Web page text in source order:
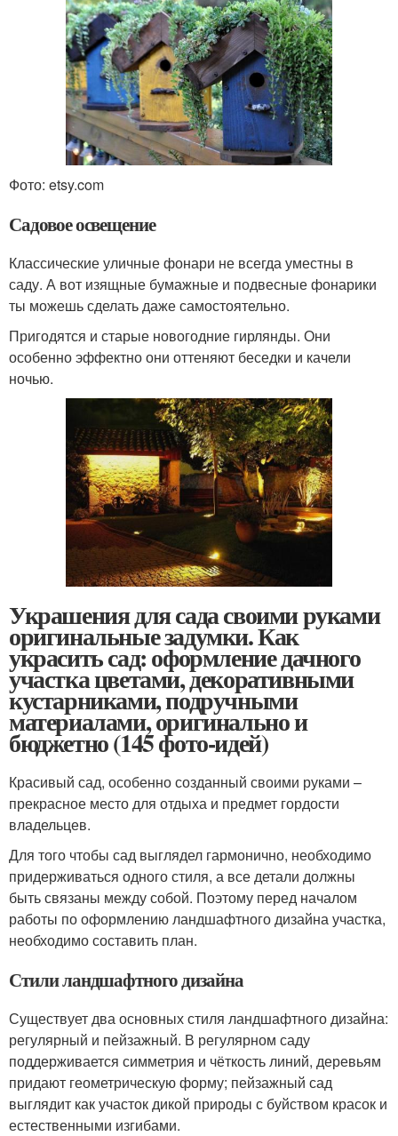
Фото: etsy.com
Садовое освещение
Классические уличные фонари не всегда уместны в
саду. А вот изящные бумажные и подвесные фонарики
ты можешь сделать даже самостоятельно.
Пригодятся и старые новогодние гирлянды. Они
особенно эффектно они оттеняют беседки и качели
ночью.
Украшения для сада своими руками
оригинальные задумки. Как
украсить сад: оформление дачного
участка цветами, декоративными
кустарниками, подручными
материалами, оригинально и
бюджетно (145 фото-идей)
Красивый сад, особенно созданный своими руками –
прекрасное место для отдыха и предмет гордости
владельцев.
Для того чтобы сад выглядел гармонично, необходимо
придерживаться одного стиля, а все детали должны
быть связаны между собой. Поэтому перед началом
работы по оформлению ландшафтного дизайна участка,
необходимо составить план.
Стили ландшафтного дизайна
Существует два основных стиля ландшафтного дизайна:
регулярный и пейзажный. В регулярном саду
поддерживается симметрия и чёткость линий, деревьям
придают геометрическую форму; пейзажный сад
выглядит как участок дикой природы с буйством красок и
естественными изгибами.